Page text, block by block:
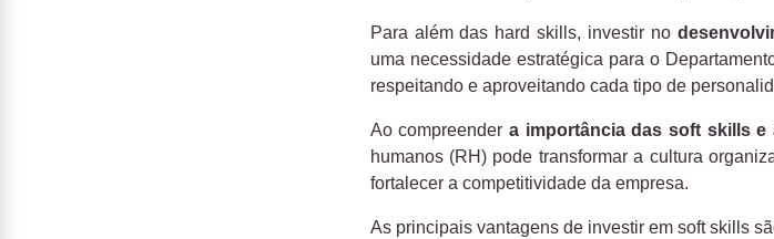
Para além das hard skills, investir no
uma necessidade estratégica para o
respeitando e aproveitando cada tipo de
Ao compreender a importância das soft skills e
humanos (RH) pode transformar a cultura
fortalecer a competitividade da empresa.
As principais vantagens de investir em soft skills